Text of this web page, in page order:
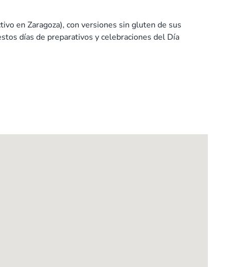
en Zaragoza), con versiones sin gluten de sus
días de preparativos y celebraciones del Día